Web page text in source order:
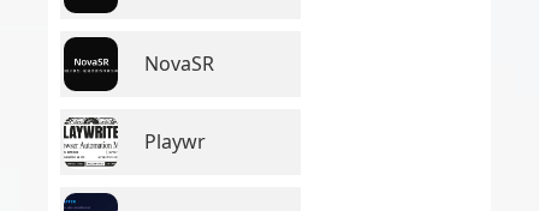
NovaSR
Playwr